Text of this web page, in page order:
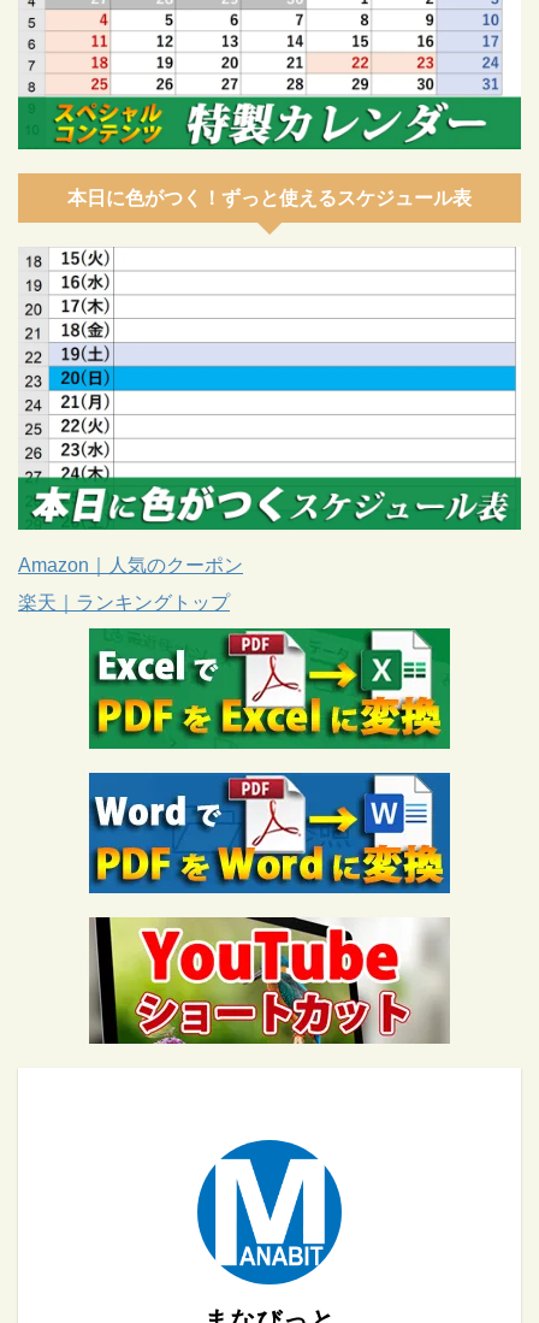
本日に色がつく！ずっと使えるスケジュール表
Amazon｜人気のクーポン
楽天｜ランキングトップ